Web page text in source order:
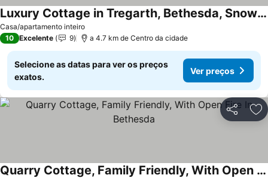
Casa/apartamento inteiro
Luxury Cottage in Tregarth, Bethesda, Snowdonia
Ver preços
10 Excelente 9 a 4.7 km de Centro da cidade
Selecione as datas para ver os preços
exatos.
Ver preços
Partilhar
Quarry Cottage, Family Friendly, With Open Fire In Bethesda